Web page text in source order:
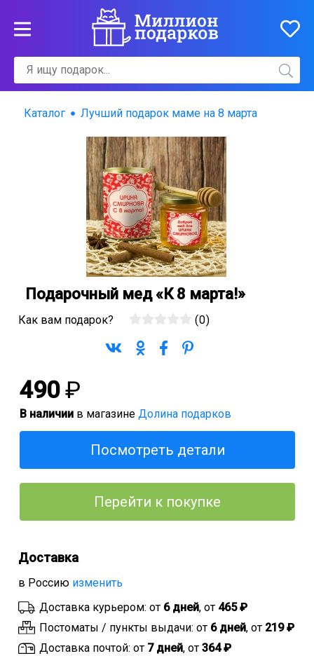
Каталог Лучший подарок маме на 8 марта
Подарочный мед «К 8 марта!»
Как вам подарок? (0)
490 ₽
В наличии в магазине Долина подарков
Посмотреть детали
Перейти к покупке
Доставка
в Россию изменить
Доставка курьером: от 6 дней, от 465 ₽
Постоматы / пункты выдачи: от 6 дней, от 219 ₽
Доставка почтой: от 7 дней, от 364 ₽